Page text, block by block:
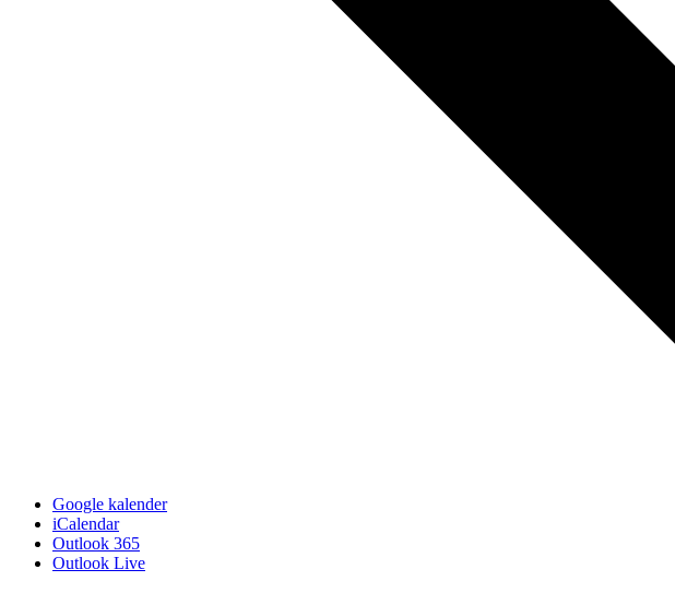
Google kalender
iCalendar
Outlook 365
Outlook Live